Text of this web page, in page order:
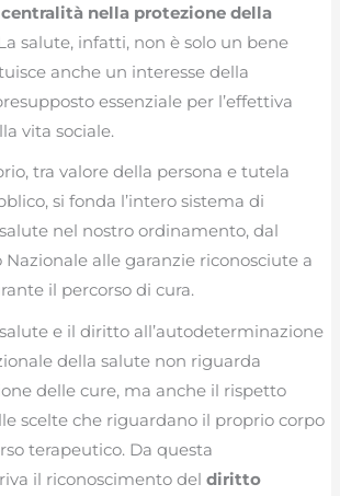
centralità nella protezione della
salute, infatti, non è solo un bene
anche un interesse della
essenziale per l’effettiva
vita sociale.
tra valore della persona e tutela
si fonda l’intero sistema di
nel nostro ordinamento, dal
Nazionale alle garanzie riconosciute a
il percorso di cura.
e il diritto all’autodeterminazione
della salute non riguarda
delle cure, ma anche il rispetto
scelte che riguardano il proprio corpo
terapeutico. Da questa
il riconoscimento deldiritto